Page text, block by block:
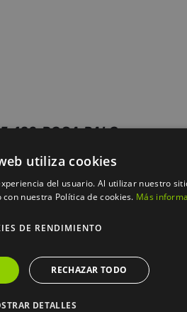
420 ROSA PALO
utiliza cookies
del usuario. Al utilizar nuestro
nuestra Política de cookies. Más
DE RENDIMIENTO
RECHAZAR TODO
DETALLES